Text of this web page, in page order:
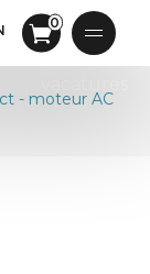
0
- moteur AC